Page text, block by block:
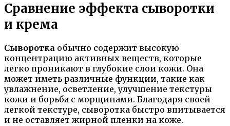
Сравнение эффекта сыворотки
и крема
Сыворотка обычно содержит высокую
концентрацию активных веществ, которые
легко проникают в глубокие слои кожи. Она
может иметь различные функции, такие как
увлажнение, осветление, улучшение текстуры
кожи и борьба с морщинами. Благодаря своей
легкой текстуре, сыворотка быстро впитывается
и не оставляет жирной пленки на коже.